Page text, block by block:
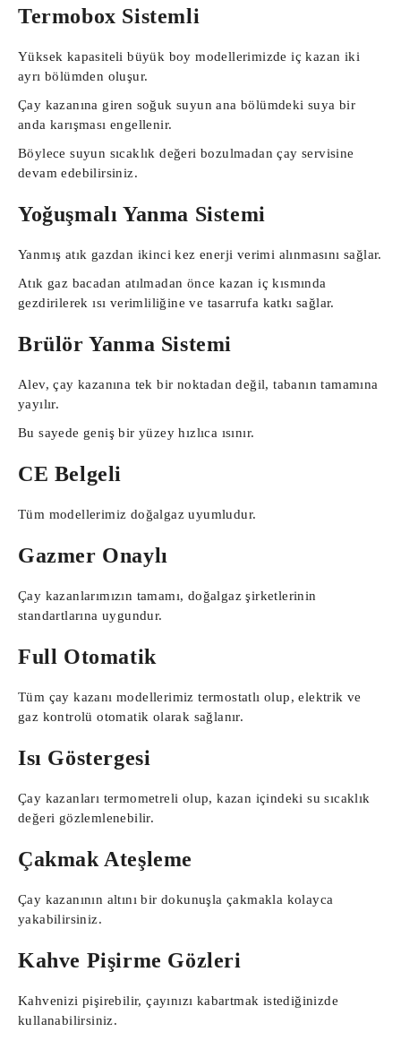
Termobox Sistemli
Yüksek kapasiteli büyük boy modellerimizde iç kazan iki
ayrı bölümden oluşur.
Çay kazanına giren soğuk suyun ana bölümdeki suya bir
anda karışması engellenir.
Böylece suyun sıcaklık değeri bozulmadan çay servisine
devam edebilirsiniz.
Yoğuşmalı Yanma Sistemi
Yanmış atık gazdan ikinci kez enerji verimi alınmasını sağlar.
Atık gaz bacadan atılmadan önce kazan iç kısmında
gezdirilerek ısı verimliliğine ve tasarrufa katkı sağlar.
Brülör Yanma Sistemi
Alev, çay kazanına tek bir noktadan değil, tabanın tamamına
yayılır.
Bu sayede geniş bir yüzey hızlıca ısınır.
CE Belgeli
Tüm modellerimiz doğalgaz uyumludur.
Gazmer Onaylı
Çay kazanlarımızın tamamı, doğalgaz şirketlerinin
standartlarına uygundur.
Full Otomatik
Tüm çay kazanı modellerimiz termostatlı olup, elektrik ve
gaz kontrolü otomatik olarak sağlanır.
Isı Göstergesi
Çay kazanları termometreli olup, kazan içindeki su sıcaklık
değeri gözlemlenebilir.
Çakmak Ateşleme
Çay kazanının altını bir dokunuşla çakmakla kolayca
yakabilirsiniz.
Kahve Pişirme Gözleri
Kahvenizi pişirebilir, çayınızı kabartmak istediğinizde
kullanabilirsiniz.